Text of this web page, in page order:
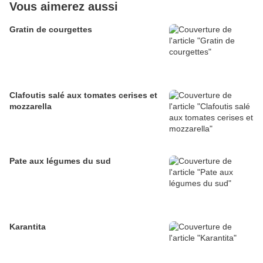
Vous aimerez aussi
Gratin de courgettes
Clafoutis salé aux tomates cerises et
mozzarella
Pate aux légumes du sud
Karantita